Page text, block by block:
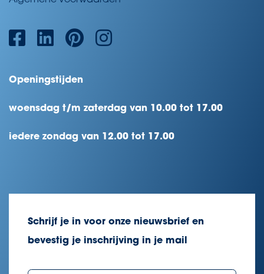
Openingstijden
woensdag t/m zaterdag van 10.00 tot 17.00
iedere zondag van 12.00 tot 17.00
Schrijf je in voor onze nieuwsbrief en
bevestig je inschrijving in je mail